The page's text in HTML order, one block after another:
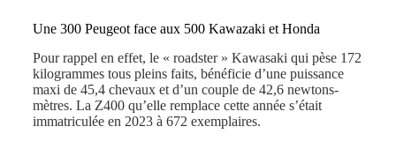
Une 300 Peugeot face aux 500 Kawazaki et Honda
Pour rappel en effet, le « roadster » Kawasaki qui pèse 172
kilogrammes tous pleins faits, bénéficie d’une puissance
maxi de 45,4 chevaux et d’un couple de 42,6 newtons-
mètres. La Z400 qu’elle remplace cette année s’était
immatriculée en 2023 à 672 exemplaires.